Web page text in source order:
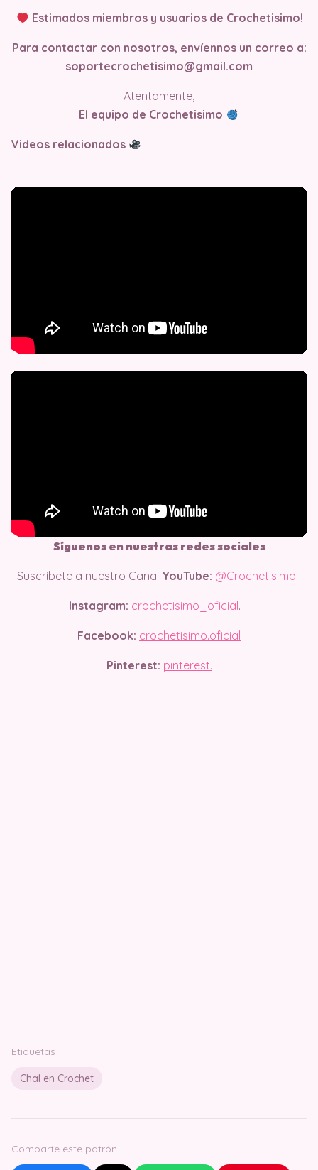
Estimados miembros y usuarios de Crochetisimo!
Para contactar con nosotros, envíennos un correo a:
soportecrochetisimo@gmail.com
Atentamente,
El equipo de Crochetisimo
Videos relacionados
Síguenos en nuestras redes sociales
Suscríbete a nuestro Canal YouTube: @Crochetisimo
Instagram: crochetisimo_oficial .
Facebook: crochetisimo.oficial
Pinterest: pinterest.
Etiquetas
Chal en Crochet
Comparte este patrón